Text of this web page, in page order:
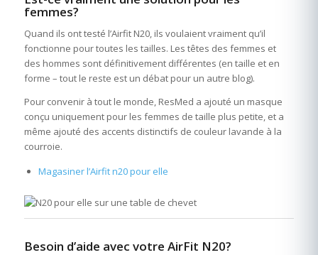
femmes?
Quand ils ont testé l’Airfit N20, ils voulaient vraiment qu’il
fonctionne pour toutes les tailles. Les têtes des femmes et
des hommes sont définitivement différentes (en taille et en
forme – tout le reste est un débat pour un autre blog).
Pour convenir à tout le monde, ResMed a ajouté un masque
conçu uniquement pour les femmes de taille plus petite, et a
même ajouté des accents distinctifs de couleur lavande à la
courroie.
Magasiner l’Airfit n20 pour elle
Besoin d’aide avec votre AirFit N20?